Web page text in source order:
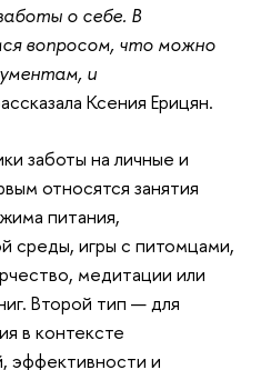
о себе. В
вопросом, что можно
и
Ксения Ерицян.
заботы на личные и
относятся занятия
питания,
среды, игры с питомцами,
медитации или
Второй тип — для
в контексте
эффективности и